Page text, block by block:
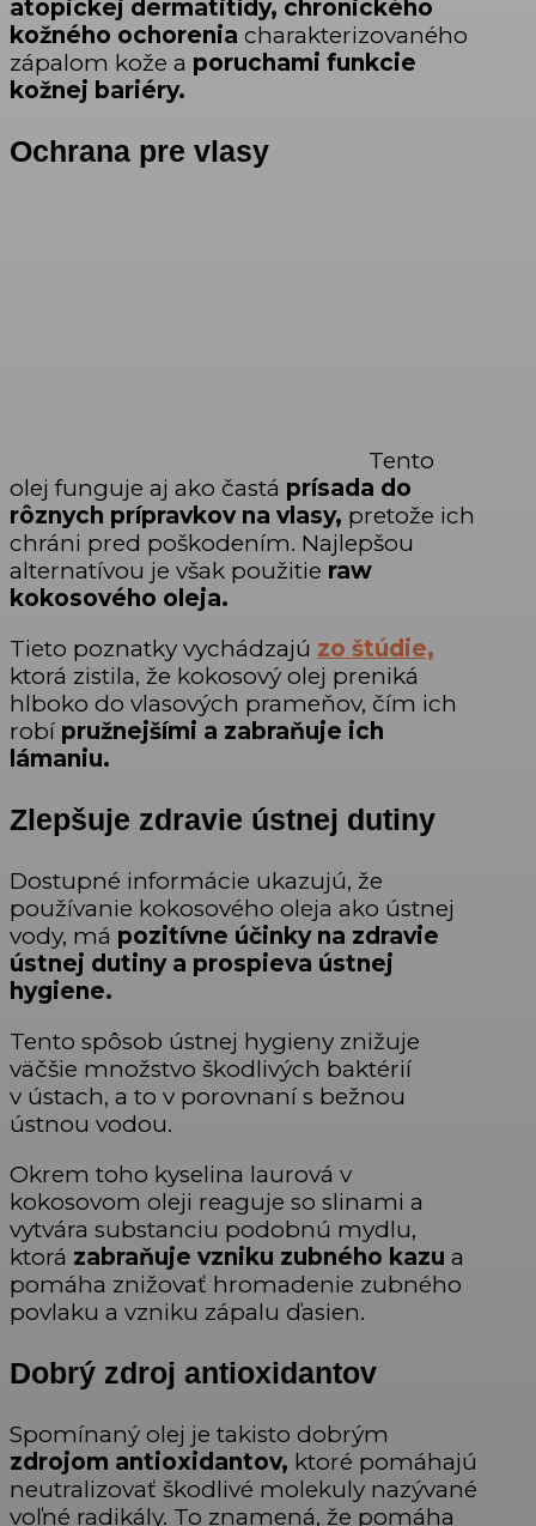
atopickej dermatitídy, chronického
kožného ochorenia charakterizovaného
zápalom kože a poruchami funkcie
kožnej bariéry.
Ochrana pre vlasy
Tento
olej funguje aj ako častá prísada do
rôznych prípravkov na vlasy, pretože ich
chráni pred poškodením. Najlepšou
alternatívou je však použitie raw
kokosového oleja.
Tieto poznatky vychádzajú zo štúdie,
ktorá zistila, že kokosový olej preniká
hlboko do vlasových prameňov, čím ich
robí pružnejšími a zabraňuje ich
lámaniu.
Zlepšuje zdravie ústnej dutiny
Dostupné informácie ukazujú, že
používanie kokosového oleja ako ústnej
vody, má pozitívne účinky na zdravie
ústnej dutiny a prospieva ústnej
hygiene.
Tento spôsob ústnej hygieny znižuje
väčšie množstvo škodlivých baktérií
v ústach, a to v porovnaní s bežnou
ústnou vodou.
Okrem toho kyselina laurová v
kokosovom oleji reaguje so slinami a
vytvára substanciu podobnú mydlu,
ktorá zabraňuje vzniku zubného kazu a
pomáha znižovať hromadenie zubného
povlaku a vzniku zápalu ďasien.
Dobrý zdroj antioxidantov
Spomínaný olej je takisto dobrým
zdrojom antioxidantov, ktoré pomáhajú
neutralizovať škodlivé molekuly nazývané
voľné radikály. To znamená, že pomáha